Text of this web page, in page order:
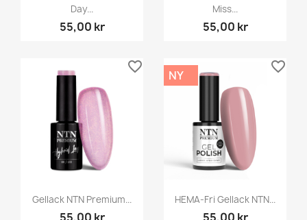
Day...
55,00 kr
Miss...
55,00 kr
Gellack NTN Premium...
favorite_border
HEMA-Fri Gellack NTN...
NY
favorite_border